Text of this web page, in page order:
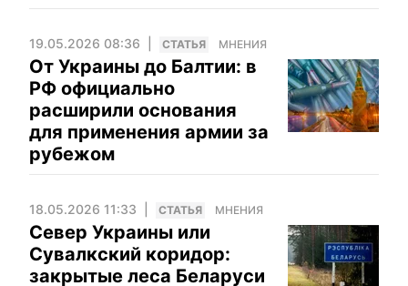
19.05.2026 08:36 CТАТЬЯ МНЕНИЯ
От Украины до Балтии: в
РФ официально
расширили основания
для применения армии за
рубежом
18.05.2026 11:33 CТАТЬЯ МНЕНИЯ
Север Украины или
Сувалкский коридор:
закрытые леса Беларуси